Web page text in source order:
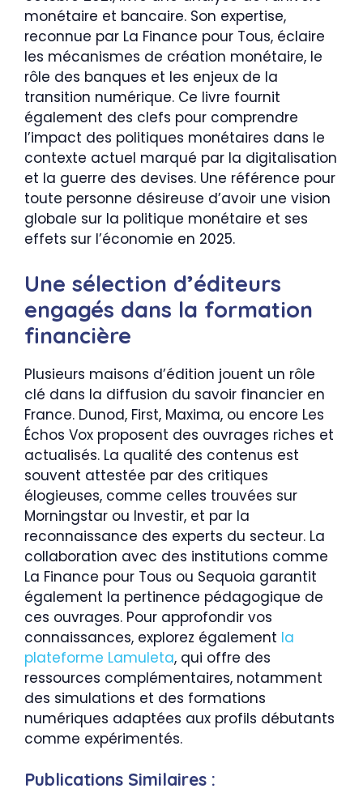
monétaire et bancaire. Son expertise,
reconnue par La Finance pour Tous, éclaire
les mécanismes de création monétaire, le
rôle des banques et les enjeux de la
transition numérique. Ce livre fournit
également des clefs pour comprendre
l’impact des politiques monétaires dans le
contexte actuel marqué par la digitalisation
et la guerre des devises. Une référence pour
toute personne désireuse d’avoir une vision
globale sur la politique monétaire et ses
effets sur l’économie en 2025.
Une sélection d’éditeurs
engagés dans la formation
financière
Plusieurs maisons d’édition jouent un rôle
clé dans la diffusion du savoir financier en
France. Dunod, First, Maxima, ou encore Les
Échos Vox proposent des ouvrages riches et
actualisés. La qualité des contenus est
souvent attestée par des critiques
élogieuses, comme celles trouvées sur
Morningstar ou Investir, et par la
reconnaissance des experts du secteur. La
collaboration avec des institutions comme
La Finance pour Tous ou Sequoia garantit
également la pertinence pédagogique de
ces ouvrages. Pour approfondir vos
connaissances, explorez également la
plateforme Lamuleta, qui offre des
ressources complémentaires, notamment
des simulations et des formations
numériques adaptées aux profils débutants
comme expérimentés.
Publications Similaires :